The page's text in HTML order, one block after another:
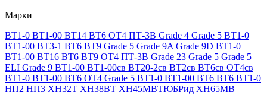
Марки
ВТ1-0 ВТ1-00 ВТ14 ВТ6 ОТ4 ПТ-3В Grade 4 Grade 5 ВТ1-0
ВТ1-00 ВТ3-1 ВТ6 ВТ9 Grade 5 Grade 9A Grade 9D ВТ1-0
ВТ1-00 ВТ16 ВТ6 ВТ9 ОТ4 ПТ-3В Grade 23 Grade 5 Grade 5
ELI Grade 9 ВТ1-00 ВТ1-00св ВТ20-2св ВТ2св ВТ6св ОТ4св
ВТ1-0 ВТ1-00 ВТ6 ОТ4 Grade 5 ВТ1-0 ВТ1-00 ВТ6 ВТ6 ВТ1-0
НП2 НП3 ХН32Т ХН38ВТ ХН45МВТЮБРид ХН65МВ